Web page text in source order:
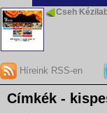
Cseh
Híreink RSS-en
Címkék -